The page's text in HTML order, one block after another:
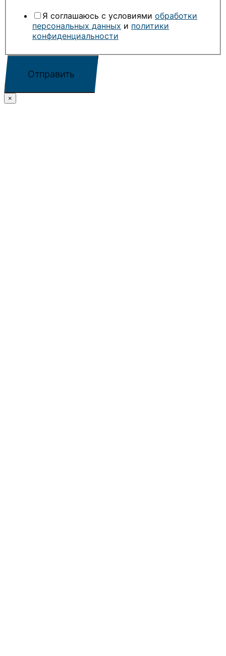
Я соглашаюсь с условиями обработки
персональных данных и политики
конфиденциальности
Отправить
×